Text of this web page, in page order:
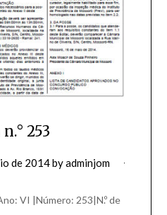
253
de 2014byadminjom
VI |Número: 253|N.º de